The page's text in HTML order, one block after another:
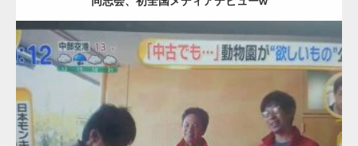
カテゴリー 日本モンキーセンターにキャッ！！